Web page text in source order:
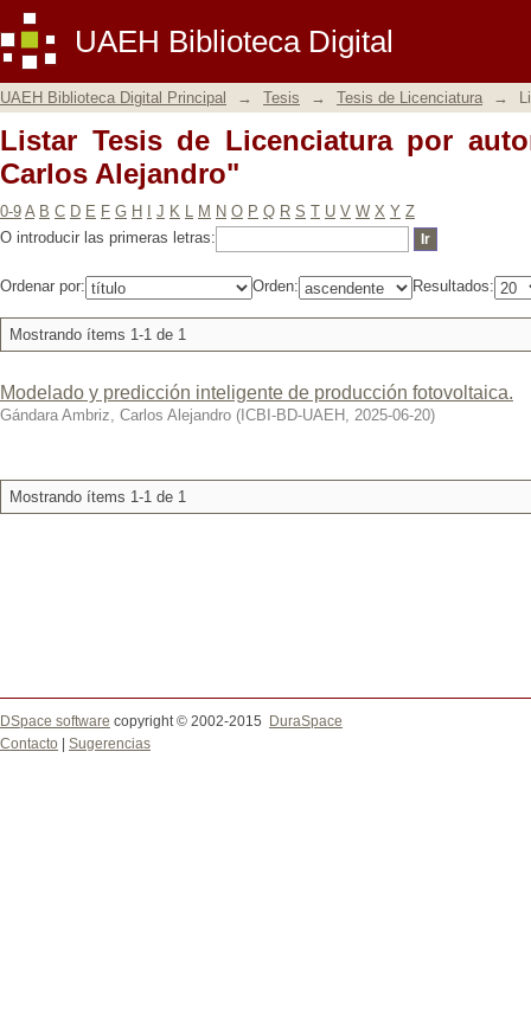
UAEH Biblioteca Digital
Listar Tesis de Licenciatura por autor
UAEH Biblioteca Digital Principal → Tesis → Tesis de Licenciatura →
Listar Tesis de Licenciatura por
Carlos Alejandro"
0-9 A B C D E F G H J K L M N O P Q R S T U V W X Y Z
O introducir las primeras letras:
Ordenar por: Orden: Resultados:
Mostrando ítems 1-1 de 1
Modelado y predicción inteligente de producción fotovoltaica.
Gándara Ambriz, Carlos Alejandro ( ICBI-BD-UAEH , 2025-06-20)
Mostrando ítems 1-1 de 1
DSpace software copyright © 2002-2015
DuraSpace
Contacto
Sugerencias